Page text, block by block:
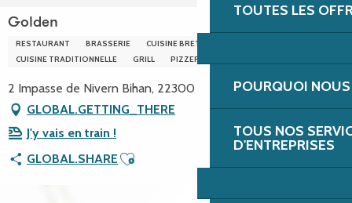
TOUTES LES
POURQUOI
TOUS NOS
D'ENTREPRISES
Golden
RESTAURANT BRASSERIE
CUISINE BRETONNE
CUISINE TRADITIONNELLE
GRILL PIZZERIA
2 Impasse de Nivern Bihan, 22300 Lannion
GLOBAL.GETTING_THERE
J'y vais en train !
GLOBAL.SHARE Ajouter aux favoris